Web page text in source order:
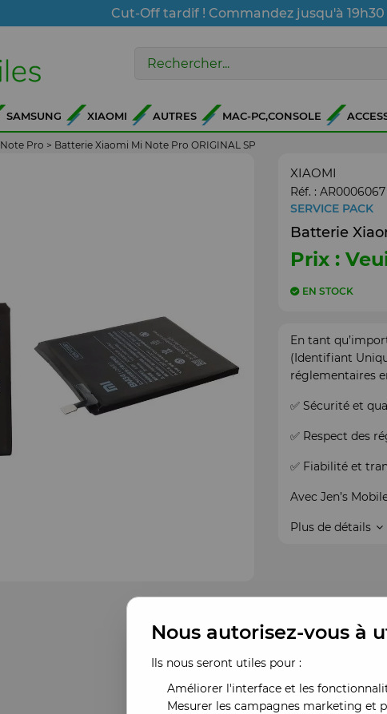
Cut-Off tardif ! Commandez jusqu'à
SAMSUNG XIAOMI AUTRES MAC-PC,CONSOLE
Pro > Batterie Xiaomi Mi Note Pro ORIGINAL SP
XIAOMI
Réf. : AR0006067
SERVICE PACK
Batterie
Prix :
EN STOCK
En tant
(Identifiant
réglementaires
✅ Sécurité et
✅ Respect des
✅ Fiabilité et
Avec Jen’s
Plus de détails
Nous autorisez-vous à
Ils nous seront utiles pour :
Améliorer l'interface et les
Mesurer les campagnes marketing et